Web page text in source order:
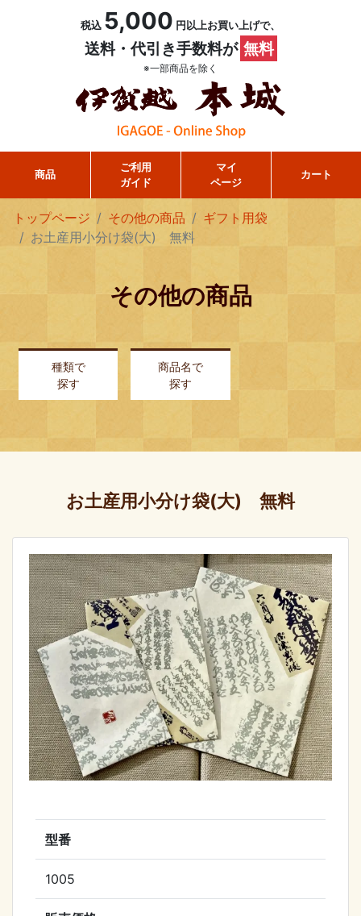
税込 5,000 円以上お買い上げで、
送料・代引き手数料が 無料
※一部商品を除く
商品
ご利用
ガイド
マイ
ページ
カート
トップページ その他の商品
ギフト用袋
お土産用小分け袋(大) 無料
その他の商品
種類で
探す
商品名で
探す
お土産用小分け袋(大) 無料
型番
1005